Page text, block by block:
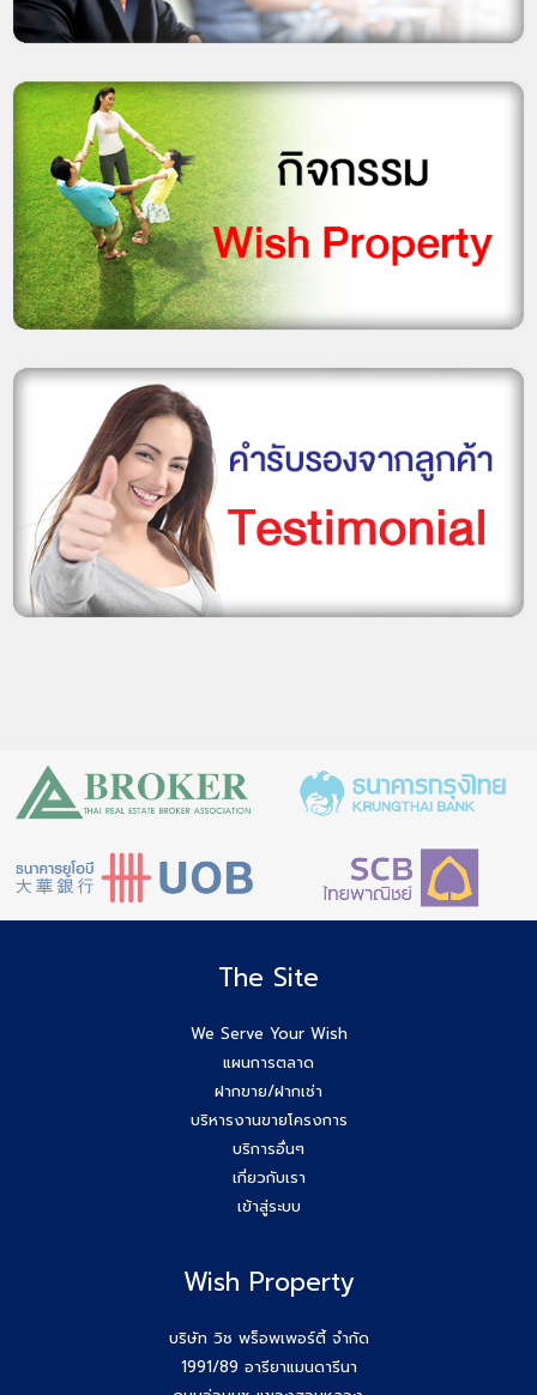
The Site
We Serve Your Wish
แผนการตลาด
ฝากขาย/ฝากเช่า
บริหารงานขายโครงการ
บริการอื่นๆ
เกี่ยวกับเรา
เข้าสู่ระบบ
Wish Property
บริษัท วิช พร็อพเพอร์ตี้ จำกัด
1991/89 อารียาแมนดารีนา